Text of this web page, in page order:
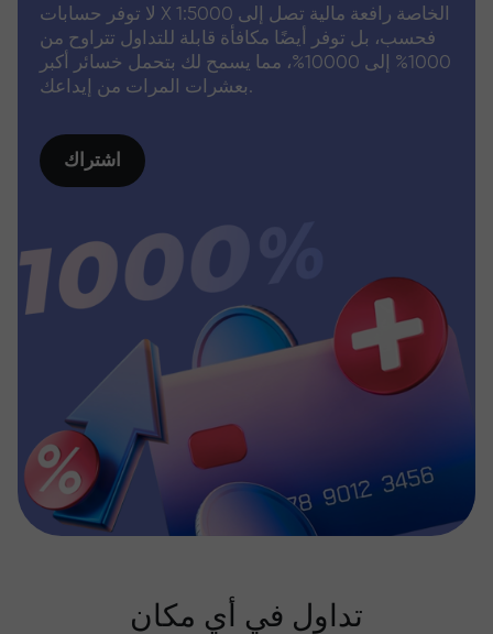
لا توفر حسابات X الخاصة رافعة مالية تصل إلى 1:5000
فحسب، بل توفر أيضًا مكافأة قابلة للتداول تتراوح من
1000% إلى 10000%، مما يسمح لك بتحمل خسائر أكبر
بعشرات المرات من إيداعك.
اشتراك
تداول في أي مكان